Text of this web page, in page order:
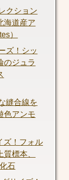
クション
海道産ア
）
ズ！シッ
のジュラ
縫合線を
色アンモ
ズ！フォル
標本、
石